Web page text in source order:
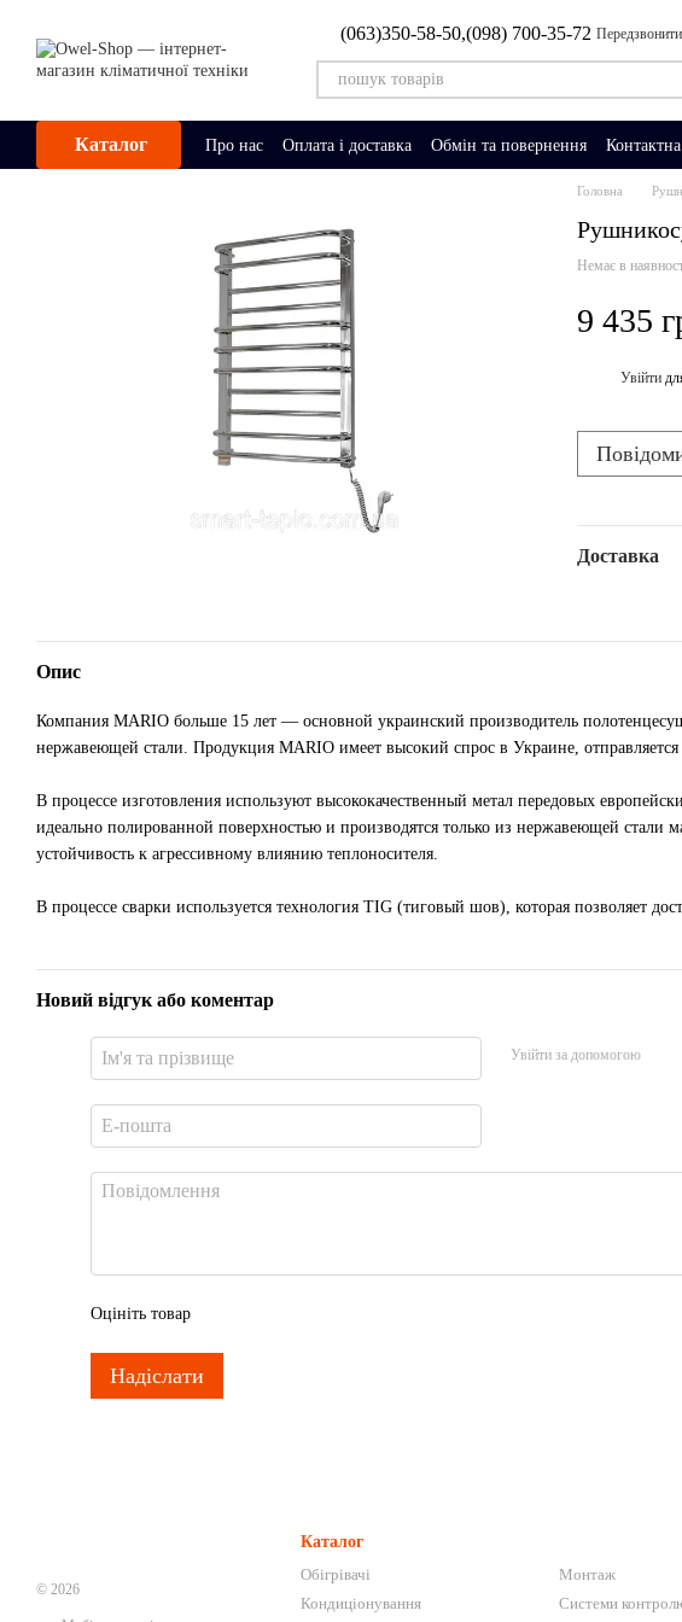
(063)350-58-50,(098) 700-35-72
Каталог Про нас Оплата і доставка Обмін та повернення
Головна
Немає в
9 435
Увійти
Доставка
Опис
Компания MARIO больше 15 лет ― основной украинский производитель
нержавеющей стали. Продукция MARIO имеет высокий спрос в Украине,
В процессе изготовления используют высококачественный метал передовых
идеально полированной поверхностью и производятся только из нержавеющей
устойчивость к агрессивному влиянию теплоносителя.
В процессе сварки используется технология TIG (тиговый шов), которая позволяет
Новий відгук або коментар
Увійти за допомогою
Оцініть товар
Надіслати
© 2026
Каталог
Обігрівачі
Кондиціонування
Монтаж
Системи